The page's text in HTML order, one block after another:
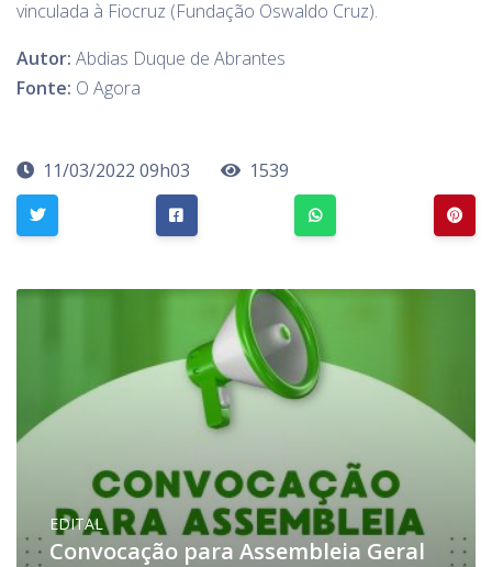
vinculada à Fiocruz (Fundação Oswaldo Cruz).
Autor: Abdias Duque de Abrantes
Fonte: O Agora
11/03/2022 09h03 1539
EDITAL
Convocação para Assembleia Geral